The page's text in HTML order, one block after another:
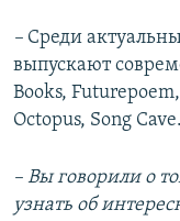
– Среди
выпускают
Books,
Octopus, Song Cave.
– Вы говорили о
узнать об